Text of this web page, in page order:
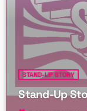
STAND-UP STORY
Stand-Up